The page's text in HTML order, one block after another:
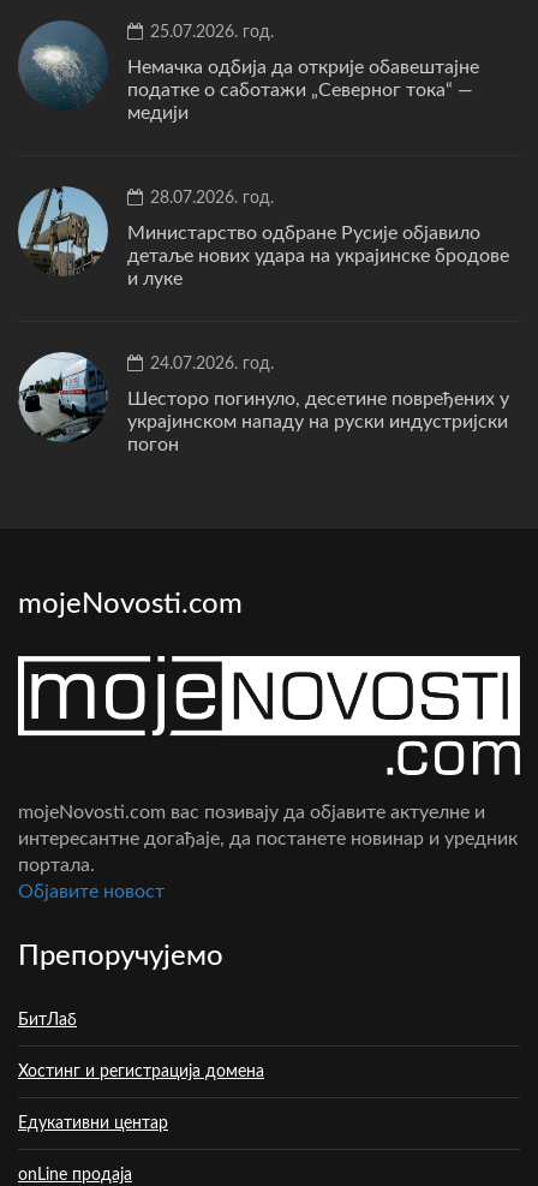
25.07.2026. год.
Немачка одбија да открије обавештајне
податке о саботажи „Северног тока“ —
медији
28.07.2026. год.
Министарство одбране Русије објавило
детаље нових удара на украјинске бродове
и луке
24.07.2026. год.
Шесторо погинуло, десетине повређених у
украјинском нападу на руски индустријски
погон
mojeNovosti.com
mojeNovosti.com вас позивају да објавите актуелне и
интересантне догађаје, да постанете новинар и уредник
портала.
Oбјавите новост
Препоручујемо
БитЛаб
Хостинг и регистрација домена
Едукативни центар
onLine продаја